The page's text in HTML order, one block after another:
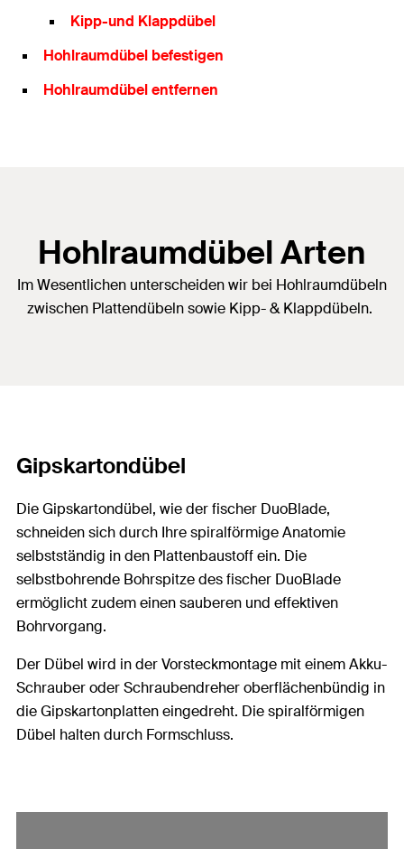
Kipp-und Klappdübel
Hohlraumdübel befestigen
Hohlraumdübel entfernen
Hohlraumdübel Arten
Im Wesentlichen unterscheiden wir bei Hohlraumdübeln
zwischen Plattendübeln sowie Kipp- & Klappdübeln.
Gipskartondübel
Die Gipskartondübel, wie der fischer DuoBlade,
schneiden sich durch Ihre spiralförmige Anatomie
selbstständig in den Plattenbaustoff ein. Die
selbstbohrende Bohrspitze des fischer DuoBlade
ermöglicht zudem einen sauberen und effektiven
Bohrvorgang.
Der Dübel wird in der Vorsteckmontage mit einem Akku-
Schrauber oder Schraubendreher oberflächenbündig in
die Gipskartonplatten eingedreht. Die spiralförmigen
Dübel halten durch Formschluss.